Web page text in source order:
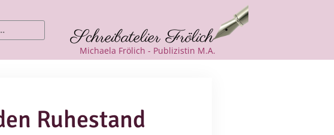
Schreibatelier Frölich
Michaela Frölich - Publizistin M.A.
Ruhestand